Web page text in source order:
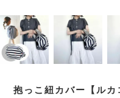
抱っこ紐カバー【ル